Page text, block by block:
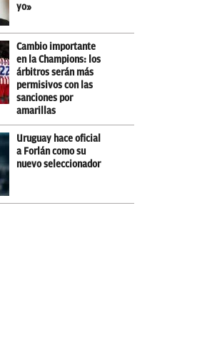
yo»
Cambio importante
en la Champions: los
árbitros serán más
permisivos con las
sanciones por
amarillas
Uruguay hace oficial
a Forlán como su
nuevo seleccionador